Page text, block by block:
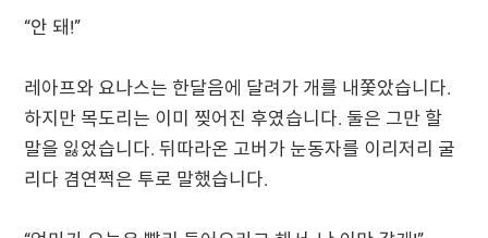
“안 돼!”
레아프와 요나스는 한달음에 달려가 개를 내쫓았습니다.
하지만 목도리는 이미 찢어진 후였습니다. 둘은 그만 할
말을 잃었습니다. 뒤따라온 고버가 눈동자를 이리저리 굴
리다 겸연쩍은 투로 말했습니다.